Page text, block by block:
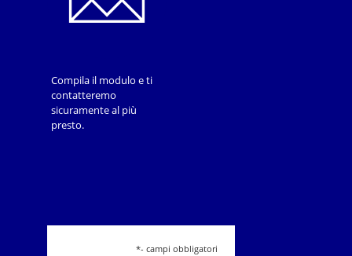
Compila il modulo e ti
contatteremo
sicuramente al più
presto.
*- campi obbligatori